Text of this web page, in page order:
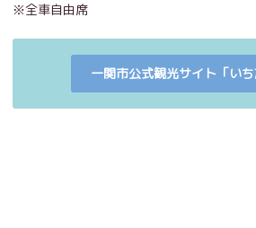
※全車自由席
一関市公式観光サイト「いち